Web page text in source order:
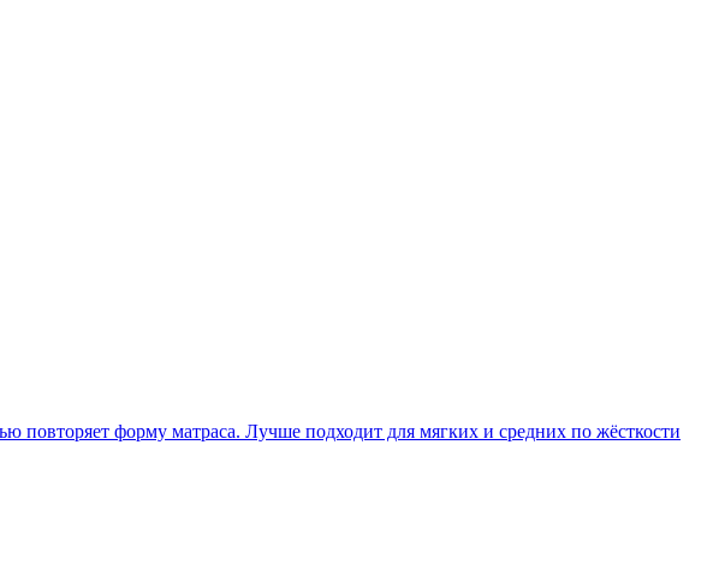
форму матраса. Лучше подходит для мягких и средних по жёсткости